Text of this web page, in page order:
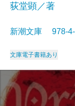
荻堂顕／著
新潮文庫 978-
文庫電子書籍あり